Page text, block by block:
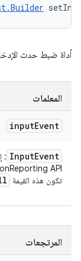
أداة ضبط حدث
المعلمات
inputEvent
InputEvent
:
تكون هذه القيمة
المرتجعات